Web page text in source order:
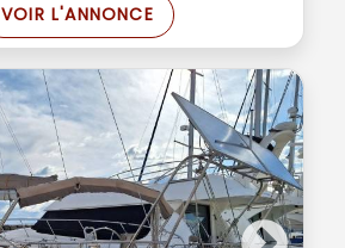
VOIR L'ANNONCE